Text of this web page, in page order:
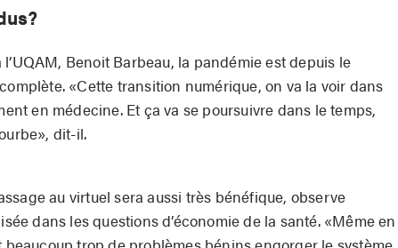
Benoit Barbeau, la pandémie est depuis le
«Cette transition numérique, on va la voir dans
en médecine. Et ça va se poursuivre dans le temps,
dit-il.
au virtuel sera aussi très bénéfique, observe
dans les questions d’économie de la santé. «Même en